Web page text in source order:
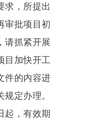
：新疆乌恰县政务服务
安备65302402000101号
电话：0908-4621030